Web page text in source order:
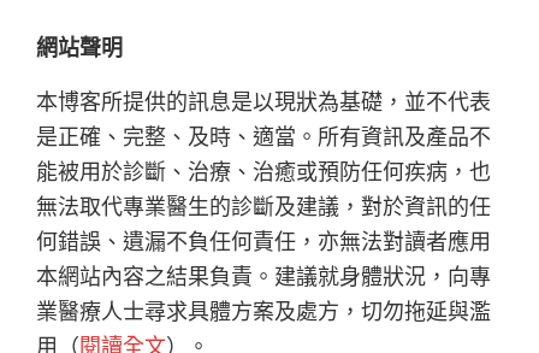
網站聲明
本博客所提供的訊息是以現狀為基礎，並不代表
是正確、完整、及時、適當。所有資訊及產品不
能被用於診斷、治療、治癒或預防任何疾病，也
無法取代專業醫生的診斷及建議，對於資訊的任
何錯誤、遺漏不負任何責任，亦無法對讀者應用
本網站內容之結果負責。建議就身體狀況，向專
業醫療人士尋求具體方案及處方，切勿拖延與濫
用（閱讀全文）。